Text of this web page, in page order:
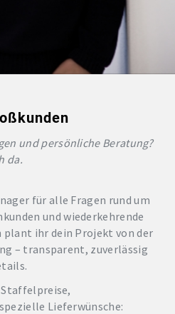
und persönliche Beratung?
da.
für alle Fragen rund um
und wiederkehrende
plant ihr dein Projekt von der
– transparent, zuverlässig
Lieferwünsche: